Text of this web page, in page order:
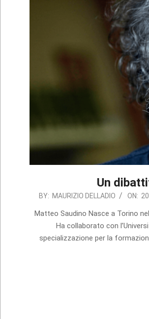
Un
2023-
BY: MAURIZIO DELLADIO ON:
Matteo Saudino Nasce a Torino
Ha collaborato con
specializzazione per la